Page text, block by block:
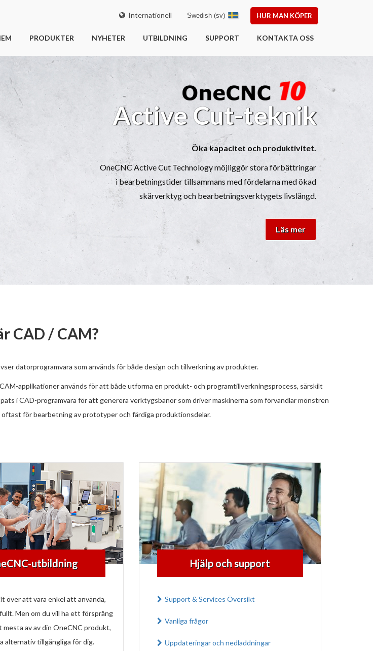
Internationell HUR MAN KÖPER
Swedish (sv)
PRODUKTER NYHETER UTBILDNING SUPPORT KONTAKTA OSS
Active Cut-teknik
Öka kapacitet och produktivitet.
OneCNC Active Cut Technology möjliggör stora förbättringar
i bearbetningstider tillsammans med fördelarna med ökad
skärverktyg och bearbetningsverktygets livslängd.
Läs mer
CAD / CAM?
datorprogramvara som används för både design och tillverkning av produkter.
applikationer används för att både utforma en produkt- och programtillverkningsprocess, särskilt
i CAD-programvara för att generera verktygsbanor som driver maskinerna som förvandlar mönstren
oftast för bearbetning av prototyper och färdiga produktionsdelar.
utbildning
över att vara enkel att använda,
Men om du vill ha ett försprång
av av din OneCNC produkt,
alternativ tillgängliga för dig.
Hjälp och support
Support & Services Översikt
Vanliga frågor
Uppdateringar och nedladdningar